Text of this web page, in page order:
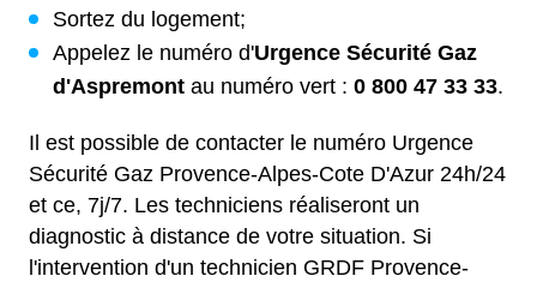
Sortez du logement;
Appelez le numéro d'Urgence Sécurité Gaz
d'Aspremont au numéro vert : 0 800 47 33 33.
Il est possible de contacter le numéro Urgence
Sécurité Gaz Provence-Alpes-Cote D'Azur 24h/24
et ce, 7j/7. Les techniciens réaliseront un
diagnostic à distance de votre situation. Si
l'intervention d'un technicien GRDF Provence-